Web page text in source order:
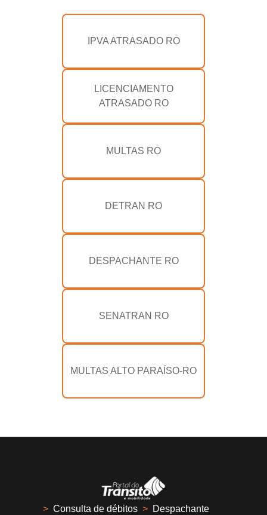
IPVA ATRASADO RO
LICENCIAMENTO
ATRASADO RO
MULTAS RO
DETRAN RO
DESPACHANTE RO
SENATRAN RO
MULTAS ALTO PARAÍSO-RO
> Consulta de débitos > Despachante